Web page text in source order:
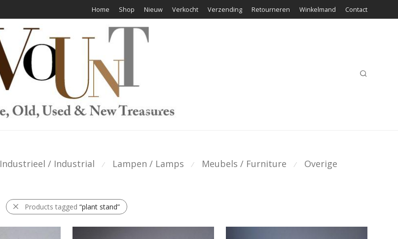
Home Shop Nieuw Verkocht Verzending Retourneren Winkelmand Contact
Industrieel / Industrial ⁄ Lampen / Lamps ⁄ Meubels / Furniture ⁄ Overige
Products tagged “plant stand”